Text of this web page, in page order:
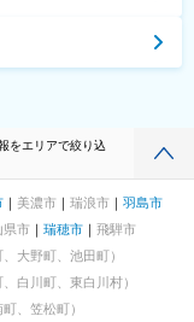
をエリアで絞り込
美濃市 瑞浪市
羽島市
県市 瑞穂市
飛騨市
大野町、池田町）
白川町、東白川村）
、笠松町）